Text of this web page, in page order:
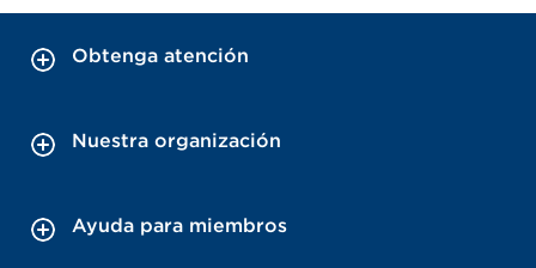
Obtenga atención
Nuestra organización
Ayuda para miembros